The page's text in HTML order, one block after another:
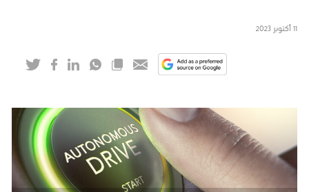
11 أكتوبر 2023